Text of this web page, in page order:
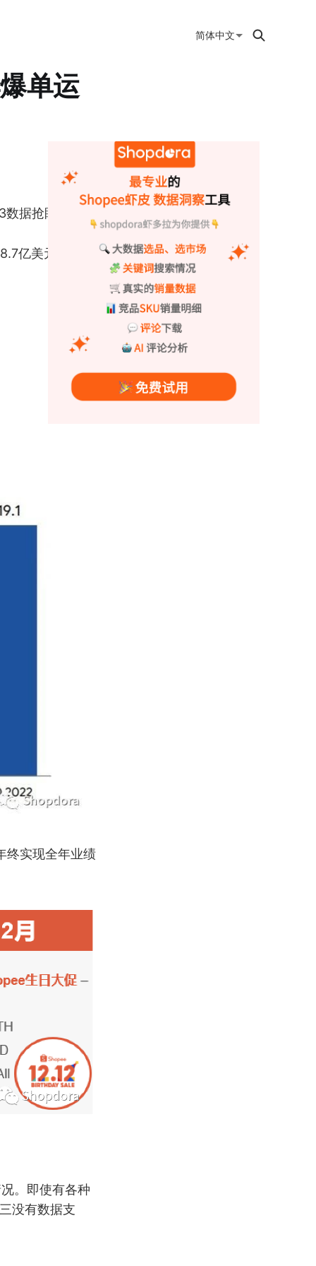
简体中文
单运
据抢眼
亿美元
终实现全年业绩
。即使有各种
没有数据支